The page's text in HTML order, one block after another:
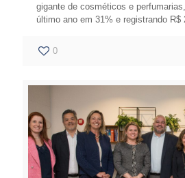
gigante de cosméticos e
último ano em 31% e registrando R$
0